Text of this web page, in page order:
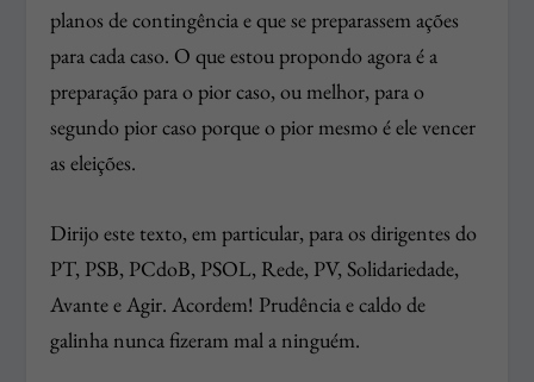
planos de contingência e que se preparassem ações
para cada caso. O que estou propondo agora é a
preparação para o pior caso, ou melhor, para o
segundo pior caso porque o pior mesmo é ele vencer
as eleições.
Dirijo este texto, em particular, para os dirigentes do
PT, PSB, PCdoB, PSOL, Rede, PV, Solidariedade,
Avante e Agir. Acordem! Prudência e caldo de
galinha nunca fizeram mal a ninguém.